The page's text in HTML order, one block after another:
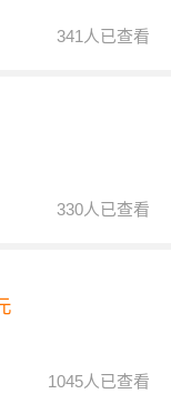
341人已查看
330人已查看
1045人已查看